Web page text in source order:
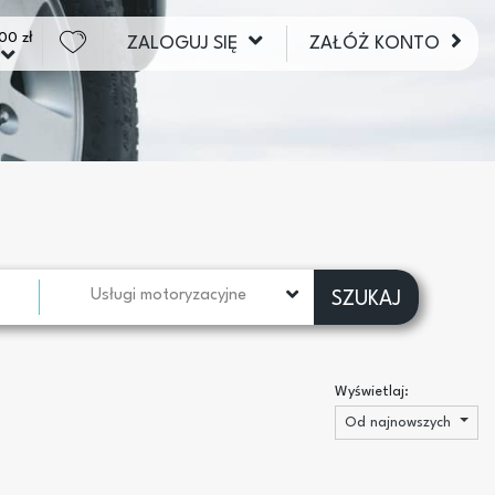
zł ZALOGUJ SIĘ ZAŁÓŻ KONTO
Usługi motoryzacyjne SZUKAJ
Wyświetlaj:
Od najnowszych